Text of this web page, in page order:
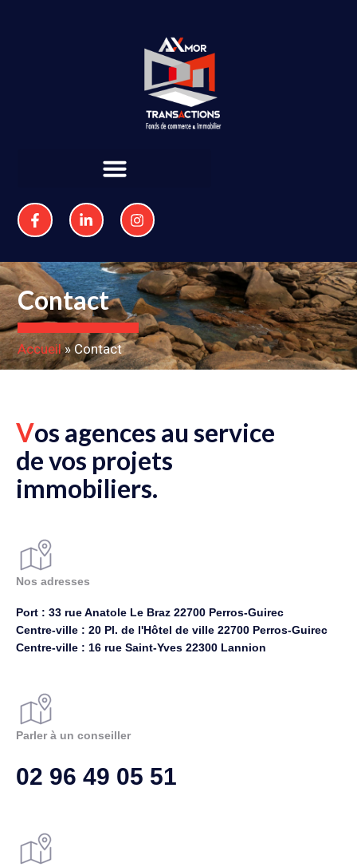
Contact
Accueil»Contact
Vos agences au service
de vos projets
immobiliers.
Nos adresses
Port : 33 rue Anatole Le Braz 22700 Perros-Guirec
Centre-ville : 20 Pl. de l'Hôtel de ville 22700 Perros-Guirec
Centre-ville : 16 rue Saint-Yves 22300 Lannion
Parler à un conseiller
02 96 49 05 51